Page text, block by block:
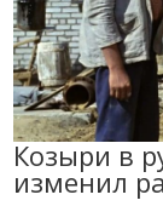
Козыри в
изменил